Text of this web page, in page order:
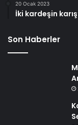
20 Ocak 2023
İki kardeşin
Son Haberler